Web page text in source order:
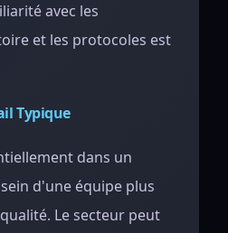
avec les
et les protocoles est
Typique
dans un
d'une équipe plus
Le secteur peut